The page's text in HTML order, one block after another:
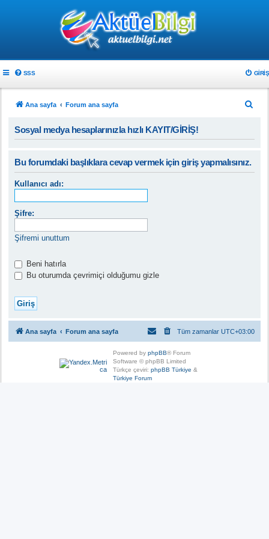
SSS GIRIŞ
Ana sayfa Forum ana sayfa
Sosyal medya hesaplarınızla hızlı KAYIT/GİRİŞ!
Bu forumdaki başlıklara cevap vermek için giriş yapmalısınız.
Kullanıcı adı:
Şifre:
Şifremi unuttum
Beni hatırla
Bu oturumda çevrimiçi olduğumu gizle
Ana sayfa Forum ana sayfa Tüm zamanlar UTC+03:00
Powered by phpBB® Forum
Software © phpBB Limited
Türkçe çeviri: phpBB Türkiye &
Türkiye Forum